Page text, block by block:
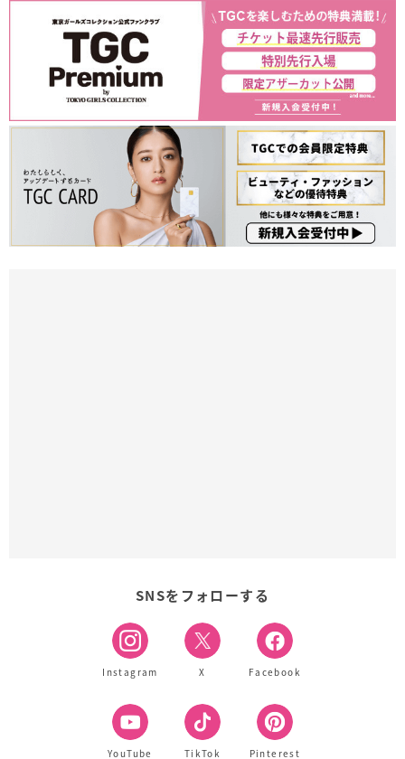
SNSをフォローする
Instagram X Facebook
YouTube TikTok Pinterest